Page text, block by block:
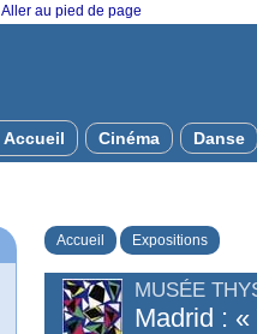
Aller au pied de page
Accueil Cinéma Danse
Accueil Expositions
MUSÉE
Madrid :